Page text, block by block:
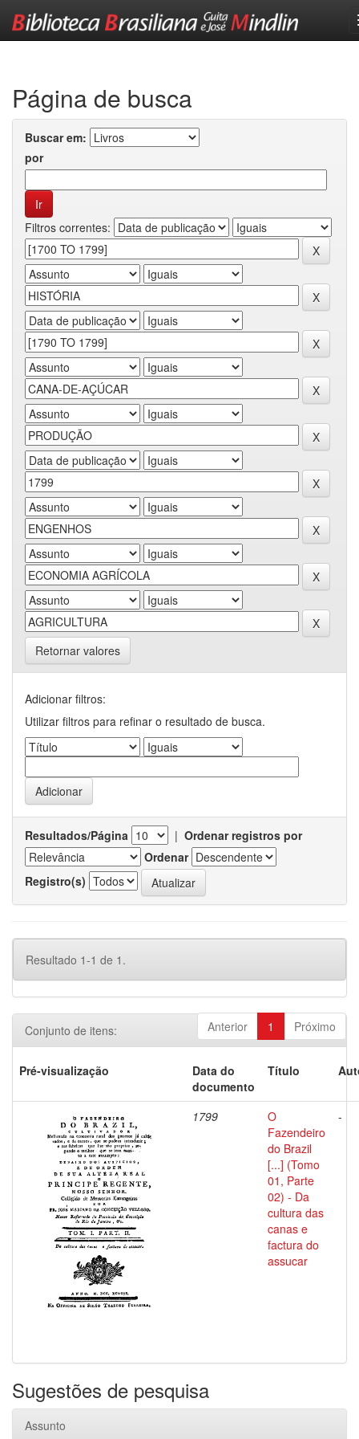
Página de busca
Buscar em:
por
Filtros correntes:
Retornar valores
Adicionar filtros:
Utilizar filtros para refinar o resultado de busca.
Resultados/Página | Ordenar registros por
Ordenar
Registro(s)
Resultado 1-1 de 1.
Anterior 1 Próximo
Conjunto de itens:
Pré-visualização
Data do
documento
Título
1799
O
Fazendeiro
do Brazil
[...] (Tomo
01, Parte
02) - Da
cultura das
canas e
factura do
assucar
-
Sugestões de pesquisa
Assunto